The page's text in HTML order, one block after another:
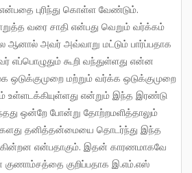
புரிந்து கொள்ள வேண்டும்.
வரை சாதி என்பது வெறும் வர்க்கம்
ஆனால் அவர் அவ்வாறு மட்டும் பார்ப்பதாக
எப்பொழுதும் கூறி வந்துள்ளது என்ன
ஒடுக்குமுறை மற்றும் வர்க்க ஒடுக்குமுறை
உள்ளடக்கியுள்ளது என்றும் இந்த இரண்டு
ஒன்றே போன்று தோற்றமளித்தாலும்
தனித்தன்மையை தொடர்ந்து இந்த
என்பதாகும். இதன் காரணமாகவே
குணாம்சத்தை குறிப்பதாக இ.எம்.எஸ்